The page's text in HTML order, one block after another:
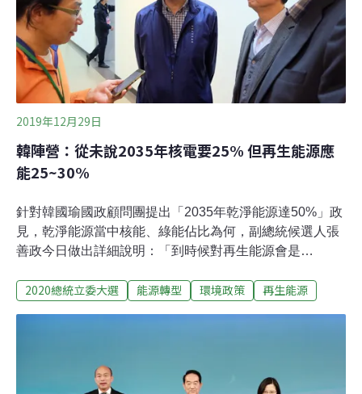
字，又再度微調部分內容，但意思沒有太多變動。潘忠政
批評，更動過文字已經失去簽署的旨意，因此不予認可。
2019年12月29日
韓陣營：從未說2035年核電要25% 但再生能源應
能25~30%
針對韓國瑜國政顧問團提出「2035年乾淨能源達50%」政
見，乾淨能源當中核能、綠能佔比為何，副總統候選人張
善政今日做出詳細說明：「到時候對再生能源會是
「2035年乾淨能源達50%」，但至今未提出明確的核電佔
統封存的核四要重啟，還要再蓋核五、再蓋核六。」《環
境資訊中心》於今天辯論會後，採訪副總統候選人張善政
2020總統立委大選 能源轉型 環境政策 再生能源